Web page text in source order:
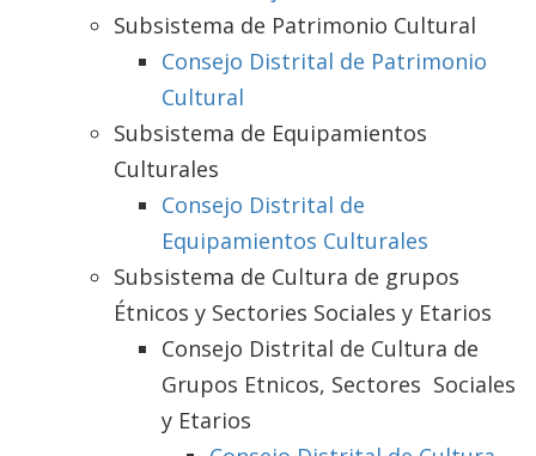
Subsistema de Patrimonio Cultural
Consejo Distrital de Patrimonio
Cultural
Subsistema de Equipamientos
Culturales
Consejo Distrital de
Equipamientos Culturales
Subsistema de Cultura de grupos
Étnicos y Sectories Sociales y Etarios
Consejo Distrital de Cultura de
Grupos Etnicos, Sectores Sociales
y Etarios